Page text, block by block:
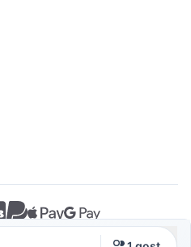
© 2026 Crovillas GmbH